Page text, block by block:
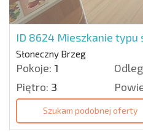
ID 8624 Mieszkanie typu
Słoneczny Brzeg
Pokoje: 1
Piętro: 3
Szukam podobnej oferty